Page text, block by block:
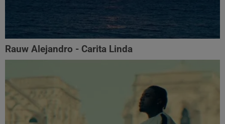
Rauw Alejandro - Carita Linda